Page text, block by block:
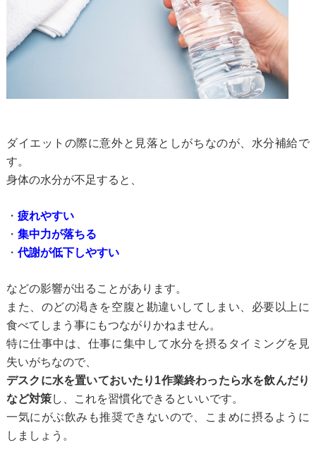
ダイエットの際に意外と見落としがちなのが、水分補給で
す。
身体の水分が不足すると、
・ 疲れやすい
・ 集中力が落ちる
・代謝が低下しやすい
などの影響が出ることがあります。
また、のどの渇きを空腹と勘違いしてしまい、必要以上に
食べてしまう事にもつながりかねません。
特に仕事中は、仕事に集中して水分を摂るタイミングを見
失いがちなので、
デスクに水を置いておいたり1作業終わったら水を飲んだり
など対策し、
これを習慣化できるといいです。
一気にがぶ飲みも推奨できないので、こまめに摂るように
しましょう。